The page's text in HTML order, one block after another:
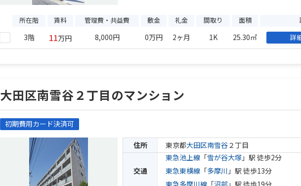
所在階 賃料 管理費・共益費 敷金 礼金 間取り 面積
3階 11万円 8,000円 0万円 2ヶ月 1K 25.30㎡ 詳
大田区南雪谷２丁目のマンション
初期費用カード決済可
住所 東京都大田区南雪谷２丁目
交通
東急池上線 「雪が谷大塚 」駅 徒歩2分
東急東横線 「多摩川 」駅 徒歩13分
東急多摩川線 「沼部 」駅 徒歩19分